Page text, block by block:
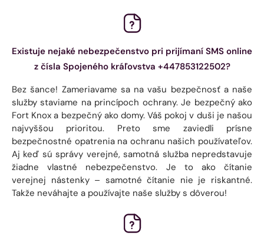
Existuje nejaké nebezpečenstvo pri prijímaní SMS online
z čísla Spojeného kráľovstva +447853122502?
Bez šance! Zameriavame sa na vašu bezpečnosť a naše
služby staviame na princípoch ochrany. Je bezpečný ako
Fort Knox a bezpečný ako domy. Váš pokoj v duši je našou
najvyššou prioritou. Preto sme zaviedli prísne
bezpečnostné opatrenia na ochranu našich používateľov.
Aj keď sú správy verejné, samotná služba nepredstavuje
žiadne vlastné nebezpečenstvo. Je to ako čítanie
verejnej nástenky – samotné čítanie nie je riskantné.
Takže neváhajte a používajte naše služby s dôverou!